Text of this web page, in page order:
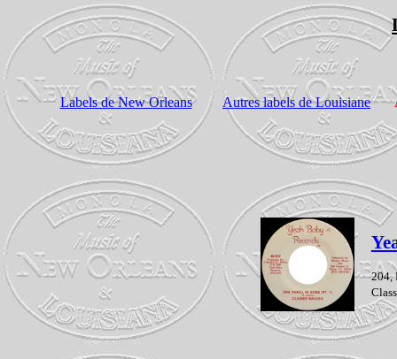
Labels de New Orleans Autres labels de Louisiane
204,